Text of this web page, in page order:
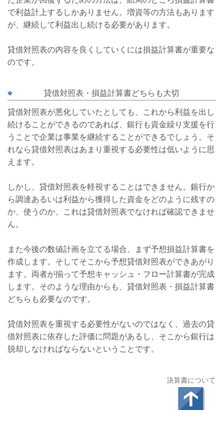
で利益計上するしかありません。増資等の方法もあります
が、継続して利益出し続ける必要があります。
貸借対照表の内容を良くしていくには損益計算書が重要な
のです。
貸借対照表・損益計算書どちらも大切
貸借対照表が悪化していたとしても、これから利益を出し
続けることができるのであれば、銀行も資金繰り支援を行
うことで企業は事業を継続することができるでしょう。そ
れなら貸借対照表はあまり重視する必要性は低いように思
えます。
しかし、貸借対照表を軽視することはできません。銀行か
ら調達あるいは利益から獲得した資金をどのように残すの
か、使うのか、これは貸借対照表でなければ確認できませ
ん。
また今後の数値計画を立てる場合、まず予想損益計算書を
作成します。そしてそこから予想貸借対照表ができあがり
ます。両者が揃って予想キャッシュ・フロー計算書が完成
します。そのような理由からも、貸借対照表・損益計算書
どちらも必要なのです。
貸借対照表を重視する必要性がないのではなく、過去の貸
借対照表に依存した評価に問題があるし、そこから銀行は
脱却しなければならないということです。
決算書について